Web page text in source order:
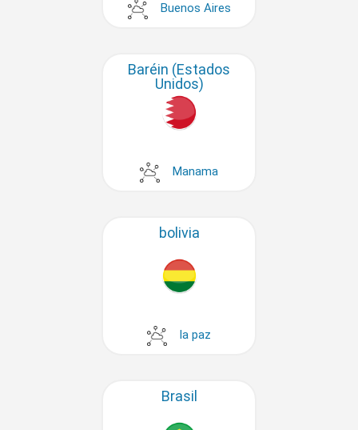
Buenos Aires
Baréin (Estados
Unidos)
Manama
bolivia
la paz
Brasil